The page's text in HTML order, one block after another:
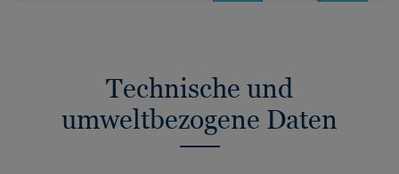
Technische und
umweltbezogene Daten